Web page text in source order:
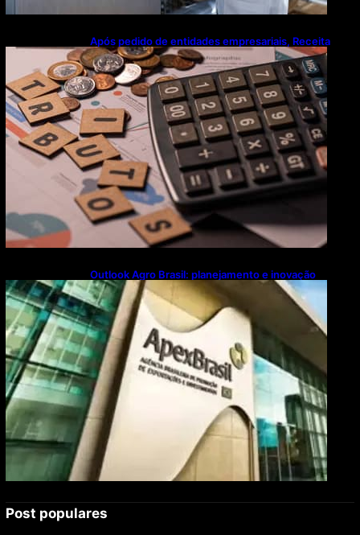
Após pedido de entidades empresariais, Receita
flexibiliza regras da Reforma Tributária
Outlook Agro Brasil: planejamento e inovação
pautam debates sobre futuro do agronegócio
Post populares